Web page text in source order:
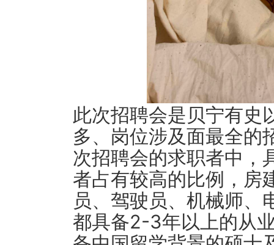
此次招聘会是贝宁有史
多、岗位涉及面最全的
次招聘会的求职者中，
者占有较高的比例，房
员、驾驶员、机械师、
都具备2-3年以上的从